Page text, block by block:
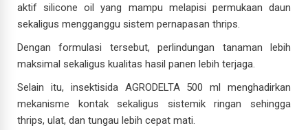
aktif silicone oil yang mampu melapisi permukaan daun
sekaligus mengganggu sistem pernapasan thrips.
Dengan formulasi tersebut, perlindungan tanaman lebih
maksimal sekaligus kualitas hasil panen lebih terjaga.
Selain itu, insektisida AGRODELTA 500 ml menghadirkan
mekanisme kontak sekaligus sistemik ringan sehingga
thrips, ulat, dan tungau lebih cepat mati.